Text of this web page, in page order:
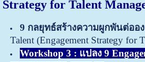
Strategy for Talent
9 กลยุทธ์สร้างความผูกพันต่ออ
Talent (Engagement Strategy for
Workshop 3 : แปลง 9